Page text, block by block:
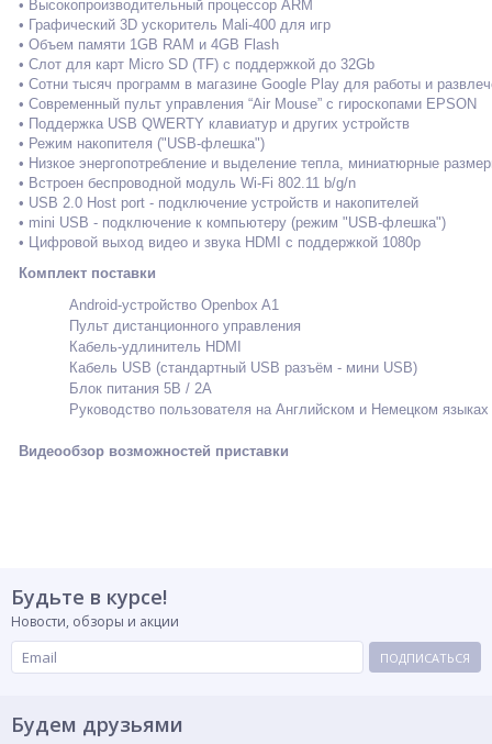
• Высокопроизводительный процессор ARM
• Графический 3D ускоритель Mali-400 для игр
• Объем памяти 1GB RAM и 4GB Flash
• Слот для карт Micro SD (TF) с поддержкой до 32Gb
• Сотни тысяч программ в магазине Google Play для работы и
• Современный пульт управления “Air Mouse” с гироскопами EPSON
• Поддержка USB QWERTY клавиатур и других устройств
• Режим накопителя ("USB-флешка")
• Низкое энергопотребление и выделение тепла, миниатюрные
• Встроен беспроводной модуль Wi-Fi 802.11 b/g/n
• USB 2.0 Host port - подключение устройств и накопителей
• mini USB - подключение к компьютеру (режим "USB-флешка")
• Цифровой выход видео и звука HDMI с поддержкой 1080p
Комплект поставки
Android-устройство Openbox A1
Пульт дистанционного управления
Кабель-удлинитель HDMI
Кабель USB (стандартный USB разъём - мини USB)
Блок питания 5В / 2А
Руководство пользователя на Английском и Немецком языках
Видеообзор возможностей приставки
Будьте в курсе!
Новости, обзоры и акции
ПОДПИСАТЬСЯ
Будем друзьями